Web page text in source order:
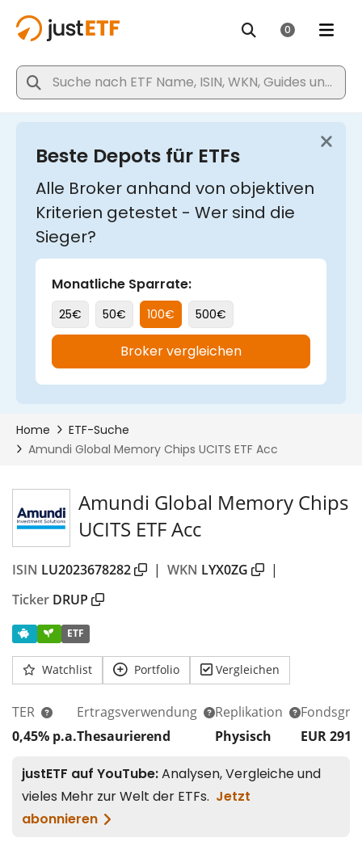
Amundi Global Memory Chips
UCITS ETF Acc
ISIN LU2023678282 | WKN LYX0ZG
|
Ticker DRUP
ETF
Watchlist Portfolio Vergleichen
TER
0,45% p.a.
Ertragsverwendung
Thesaurierend
Replikation
Physisch
EUR 291